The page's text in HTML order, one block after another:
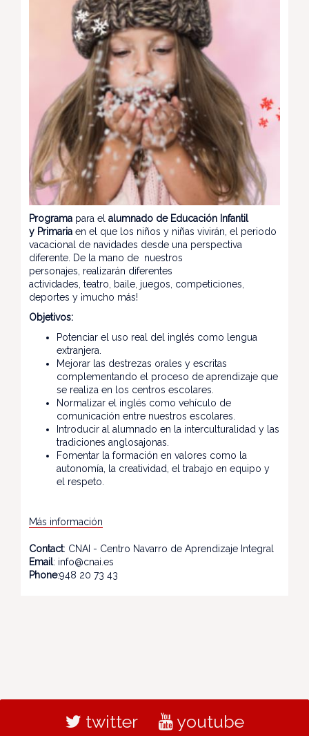
Programa para el alumnado de Educación Infantil
y Primaria en el que los niños y niñas vivirán, el periodo
vacacional de navidades desde una perspectiva
diferente. De la mano de nuestros
personajes, realizarán diferentes
actividades, teatro, baile, juegos, competiciones,
deportes y ¡mucho más!
Objetivos:
Potenciar el uso real del inglés como lengua
extranjera.
Mejorar las destrezas orales y escritas
complementando el proceso de aprendizaje que
se realiza en los centros escolares.
Normalizar el inglés como vehículo de
comunicación entre nuestros escolares.
Introducir al alumnado en la interculturalidad y las
tradiciones anglosajonas.
Fomentar la formación en valores como la
autonomía, la creatividad, el trabajo en equipo y
el respeto.
Más información
Contact: CNAI - Centro Navarro de Aprendizaje Integral
Email: info@cnai.es
Phone:948 20 73 43
twitter youtube